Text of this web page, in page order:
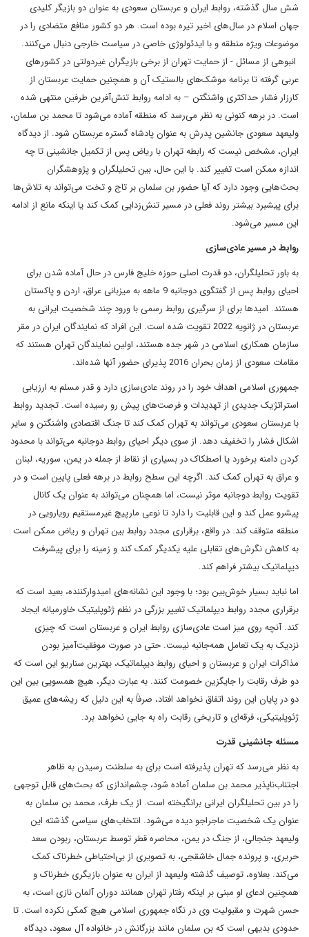
شش سال گذشته، روابط ایران و عربستان سعودی به عنوان دو بازیگر کلیدی
جهان اسلام در سال‌های اخیر تیره بوده است. هر دو کشور منافع متضادی را در
موضوعات ویژه منطقه و با ایدئولوژی خاصی در سیاست خارجی دنبال می‌کنند.
انبوهی از مسائل - از حمایت تهران از برخی بازیگران غیردولتی در کشورهای
عربی گرفته تا برنامه موشک‌های بالستیک آن و همچنین حمایت عربستان از
کارزار فشار حداکثری واشنگتن – به ادامه روابط تنش‌آفرین طرفین منتهی شده
است. در برهه کنونی به نظر می‌رسد که منطقه آماده می‌شود تا محمد بن سلمان،
ولیعهد سعودی جانشین پدرش به عنوان پادشاه گستره عربستان شود. از دیدگاه
ایران، مشخص نیست که رابطه تهران با ریاض پس از تکمیل جانشینی تا چه
اندازه ممکن است تغییر کند. با این حال، بین تحلیلگران و پژوهشگران
بحث‌هایی وجود دارد که آیا حضور بن سلمان بر تاج و تخت می‌تواند به تلاش‌ها
برای پیشبرد بیشتر روند فعلی در مسیر تنش‌زدایی کمک کند یا اینکه مانع از ادامه
این مسیر می‌شود.
روابط در مسیر عادی‌سازی
به باور تحلیلگران، دو قدرت اصلی حوزه خلیج فارس در حال آماده شدن برای
احیای روابط پس از گفتگوی دوجانبه 9 ماهه به میزبانی عراق، اردن و پاکستان
هستند. امیدها برای از سرگیری روابط رسمی با ورود چند شخصیت ایرانی به
عربستان در ژانویه 2022 تقویت شده است. این افراد که نمایندگان ایران در مقر
سازمان همکاری اسلامی در شهر جده هستند، اولین نمایندگان تهران هستند که
مقامات سعودی از زمان بحران 2016 پذیرای حضور آنها شده‌اند.
جمهوری اسلامی اهداف خود را در روند عادی‌سازی دارد و قدر مسلم به ارزیابی
استراتژیک جدیدی از تهدیدات و فرصت‌های پیش رو رسیده است. تجدید روابط
با عربستان سعودی می‌تواند به تهران کمک کند تا جنگ اقتصادی واشنگتن و سایر
اشکال فشار را تخفیف دهد. از سوی دیگر احیای روابط دوجانبه می‌تواند با محدود
کردن دامنه برخورد یا اصطکاک در بسیاری از نقاط از جمله در یمن، سوریه، لبنان
و عراق به تهران کمک کند. اگرچه این سطح روابط در برهه فعلی پایین است و در
تقویت روابط دوجانبه موثر نیست، اما همچنان می‌تواند به عنوان یک کانال
پیشرو عمل کند و این قابلیت را دارد تا نوعی مارپیچ غیرمستقیم رویارویی در
منطقه متوقف کند. در واقع، برقراری مجدد روابط بین تهران و ریاض ممکن است
به کاهش نگرش‌های تقابلی علیه یکدیگر کمک کند و زمینه را برای پیشرفت
دیپلماتیک بیشتر فراهم کند.
اما نباید بسیار خوش‌بین بود؛ با وجود این نشانه‌های امیدوارکننده، بعید است که
برقراری مجدد روابط دیپلماتیک تغییر بزرگی در نظم ژئوپلیتیک خاورمیانه ایجاد
کند. آنچه روی میز است عادی‌سازی روابط ایران و عربستان است که چیزی
نزدیک به یک تعامل همه‌جانبه نیست. حتی در صورت موفقیت‌آمیز بودن
مذاکرات ایران و عربستان و احیای روابط دیپلماتیک، بهترین سناریو این است که
دو طرف رقابت را جایگزین خصومت کنند. به عبارت دیگر، هیچ همسویی بین این
دو در پایان این روند اتفاق نخواهد افتاد، صرفاً به این دلیل که ریشه‌های عمیق
ژئوپلیتیکی، فرقه‌ای و تاریخی رقابت راه به جایی نخواهد برد.
مسئله جانشینی قدرت
به نظر می‌رسد که تهران پذیرفته است برای به سلطنت رسیدن به ظاهر
اجتناب‌ناپذیر محمد بن سلمان آماده شود، چشم‌اندازی که بحث‌های قابل توجهی
را در بین تحلیلگران ایرانی برانگیخته است. از یک طرف، محمد بن سلمان به
عنوان یک شخصیت ماجراجو دیده می‌شود. انتخاب‌های سیاسی گذشته این
ولیعهد جنجالی، از جنگ در یمن، محاصره قطر توسط عربستان، ربودن سعد
حریری، و پرونده جمال خاشقجی، به تصویری از بی‌احتیاطی خطرناک کمک
می‌کند. بعلاوه، توصیف گذشته ولیعهد از ایران به عنوان بازیگری خطرناک و
همچنین ادعای او مبنی بر اینکه رفتار تهران همانند دوران آلمان نازی است، به
حسن شهرت و مقبولیت وی در نگاه جمهوری اسلامی هیچ کمکی نکرده است. تا
حدودی بدیهی است که بن سلمان مانند بزرگانش در خانواده آل سعود، دیدگاه